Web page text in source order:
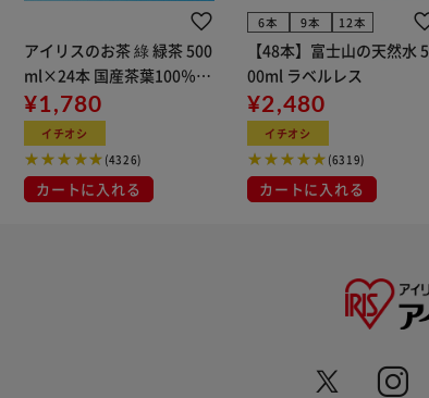
アイリスのお茶 綠 緑茶 500
ml×24本 国産茶葉100％使
用
¥1,780
イチオシ
(4326)
カートに入れる
6本 9本 12本
【48本】富士山の天然水 5
00ml ラベルレス
¥2,480
イチオシ
(6319)
カートに入れる